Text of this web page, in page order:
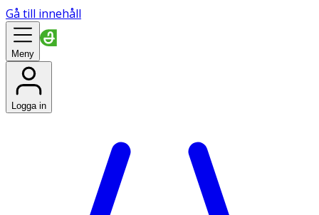
Gå till innehåll
Meny
Logga in